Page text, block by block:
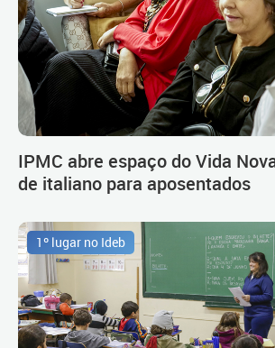
IPMC abre espaço do Vida
de italiano para aposentados
1º lugar no Ideb